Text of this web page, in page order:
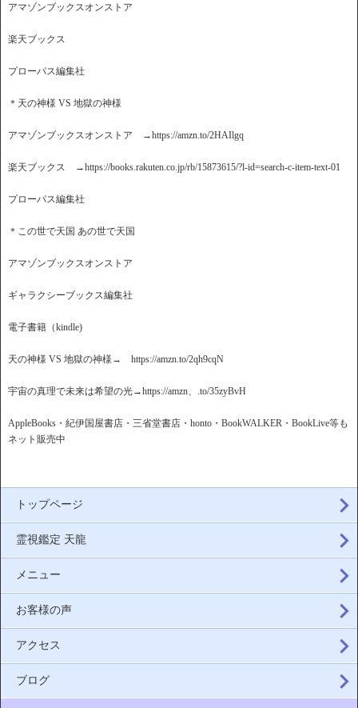
アマゾンブックスオンストア
楽天ブックス
プローパス編集社
＊天の神様 VS 地獄の神様
アマゾンブックスオンストア →https://amzn.to/2HAIlgq
楽天ブックス →https://books.rakuten.co.jp/rb/15873615/?l-id=search-c-item-text-01
プローパス編集社
＊この世で天国 あの世で天国
アマゾンブックスオンストア
ギャラクシーブックス編集社
電子書籍（kindle)
天の神様 VS 地獄の神様→ https://amzn.to/2qh9cqN
宇宙の真理で未来は希望の光→https://amzn、.to/35zyBvH
AppleBooks・紀伊国屋書店・三省堂書店・honto・BookWALKER・BookLive等も
ネット販売中
トップページ
霊視鑑定 天龍
メニュー
お客様の声
アクセス
ブログ